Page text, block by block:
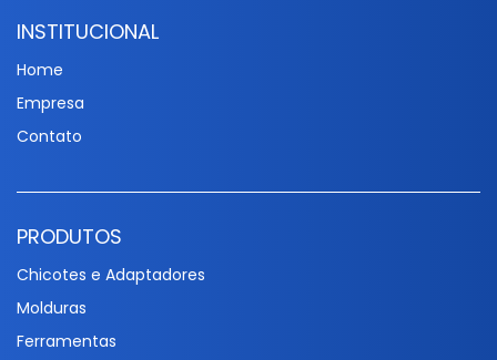
INSTITUCIONAL
Home
Empresa
Contato
PRODUTOS
Chicotes e Adaptadores
Molduras
Ferramentas